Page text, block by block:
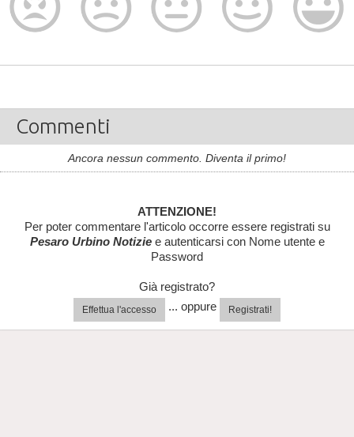
Commenti
Ancora nessun commento. Diventa il primo!
ATTENZIONE!
Per poter commentare l'articolo occorre essere registrati su
Pesaro Urbino Notiziee autenticarsi con Nome utente e
Password
Già registrato?
Effettua l'accesso ... oppure Registrati!